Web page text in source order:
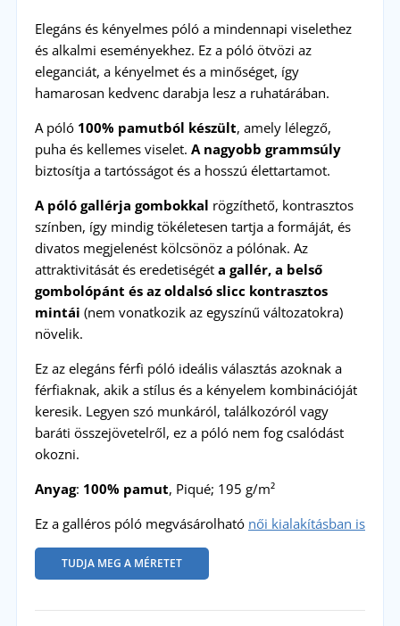
Elegáns és kényelmes póló a mindennapi viselethez
és alkalmi eseményekhez. Ez a póló ötvözi az
eleganciát, a kényelmet és a minőséget, így
hamarosan kedvenc darabja lesz a ruhatárában.
A póló 100% pamutból készült, amely lélegző,
puha és kellemes viselet. A nagyobb grammsúly
biztosítja a tartósságot és a hosszú élettartamot.
A póló gallérja gombokkal rögzíthető, kontrasztos
színben, így mindig tökéletesen tartja a formáját, és
divatos megjelenést kölcsönöz a pólónak. Az
attraktivitását és eredetiségét a gallér, a belső
gombolópánt és az oldalsó slicc kontrasztos
mintái (nem vonatkozik az egyszínű változatokra)
növelik.
Ez az elegáns férfi póló ideális választás azoknak a
férfiaknak, akik a stílus és a kényelem kombinációját
keresik. Legyen szó munkáról, találkozóról vagy
baráti összejövetelről, ez a póló nem fog csalódást
okozni.
Anyag: 100% pamut, Piqué; 195 g/m²
Ez a galléros póló megvásárolható női kialakításban is
TUDJA MEG A MÉRETET